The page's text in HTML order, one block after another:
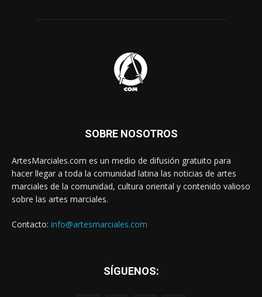
SOBRE NOSOTROS
ArtesMarciales.com es un medio de difusión gratuito para
hacer llegar a toda la comunidad latina las noticias de artes
marciales de la comunidad, cultura oriental y contenido valioso
sobre las artes marciales.
Contacto: info@artesmarciales.com
SÍGUENOS: